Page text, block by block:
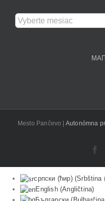
Архива
чланака
Mesto Pančevo | Autonómna
српски (ћир)(Srbština
English(Angličtina)